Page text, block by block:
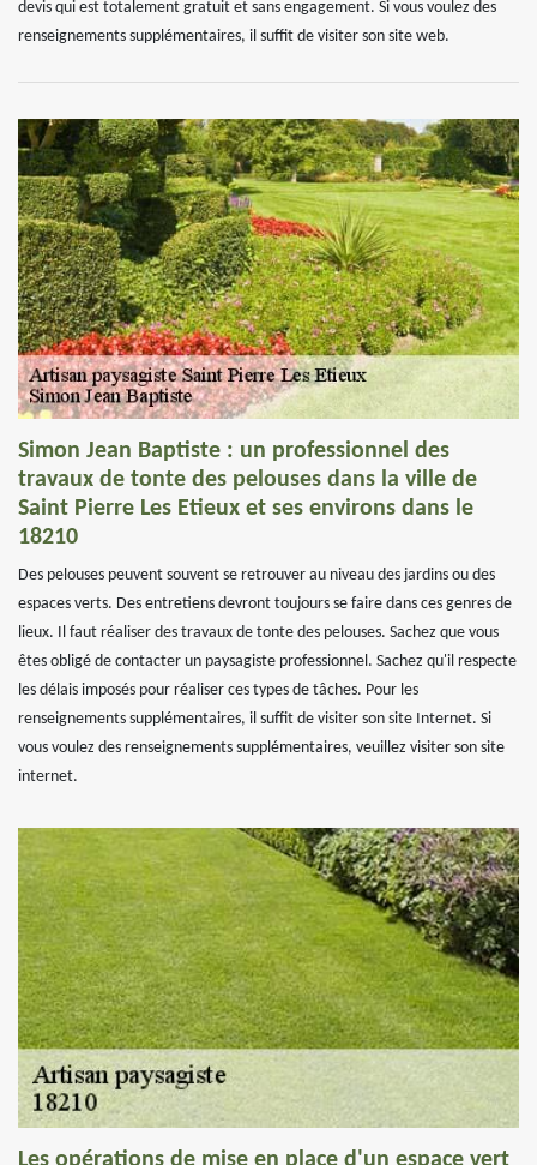
devis qui est totalement gratuit et sans engagement. Si vous voulez des
renseignements supplémentaires, il suffit de visiter son site web.
Simon Jean Baptiste : un professionnel des
travaux de tonte des pelouses dans la ville de
Saint Pierre Les Etieux et ses environs dans le
18210
Des pelouses peuvent souvent se retrouver au niveau des jardins ou des
espaces verts. Des entretiens devront toujours se faire dans ces genres de
lieux. Il faut réaliser des travaux de tonte des pelouses. Sachez que vous
êtes obligé de contacter un paysagiste professionnel. Sachez qu'il respecte
les délais imposés pour réaliser ces types de tâches. Pour les
renseignements supplémentaires, il suffit de visiter son site Internet. Si
vous voulez des renseignements supplémentaires, veuillez visiter son site
internet.
Les opérations de mise en place d'un espace vert